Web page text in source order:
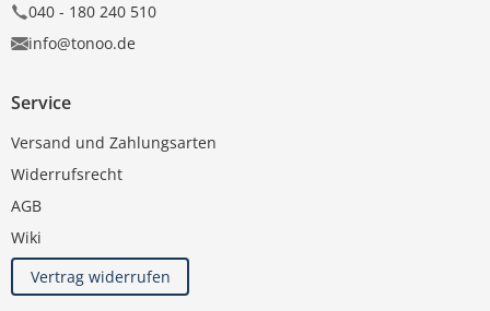
040 - 180 240 510
info@tonoo.de
Service
Versand und Zahlungsarten
Widerrufsrecht
AGB
Wiki
Vertrag widerrufen